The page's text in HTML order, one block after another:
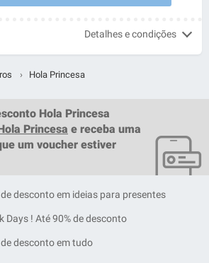
Detalhes e condições
› Hola Princesa
Hola Princesa
Princesa e receba uma
um voucher estiver
de desconto em ideias para presentes
Days ! Até 90% de desconto
de desconto em tudo